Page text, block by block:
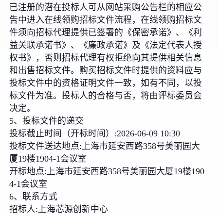
已注册的潜在投标人可从网站采购公告栏的相应公
告中进入在线领购招标文件流程，在线领购招标文
件须向招标代理提供已签署的《保密承诺》、《利
益关联承诺书》、《廉政承诺》及《法定代表人授
权书》，否则招标代理有权拒绝向其提供相关信息
和出售招标文件。购买招标文件时提供的资料应与
投标文件中的资格证明文件一致，如有不同，以投
标文件为准。投标人的合格与否，将由评标委员会
决定。
5、投标文件的递交
投标截止时间（开标时间）:2026-06-09 10:30
投标文件送达地点:上海市延安西路358号美丽园大
厦19楼1904-1会议室
开标地点:上海市延安西路358号美丽园大厦19楼190
4-1会议室
6、联系方式
招标人:上海芯源创新中心